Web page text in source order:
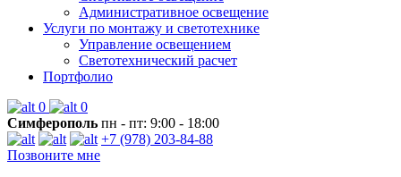
Административное освещение
Услуги по монтажу и светотехнике
Управление освещением
Светотехнический расчет
Портфолио
0
0
Симферополь пн - пт: 9:00 - 18:00
+7 (978) 203-84-88
Позвоните мне